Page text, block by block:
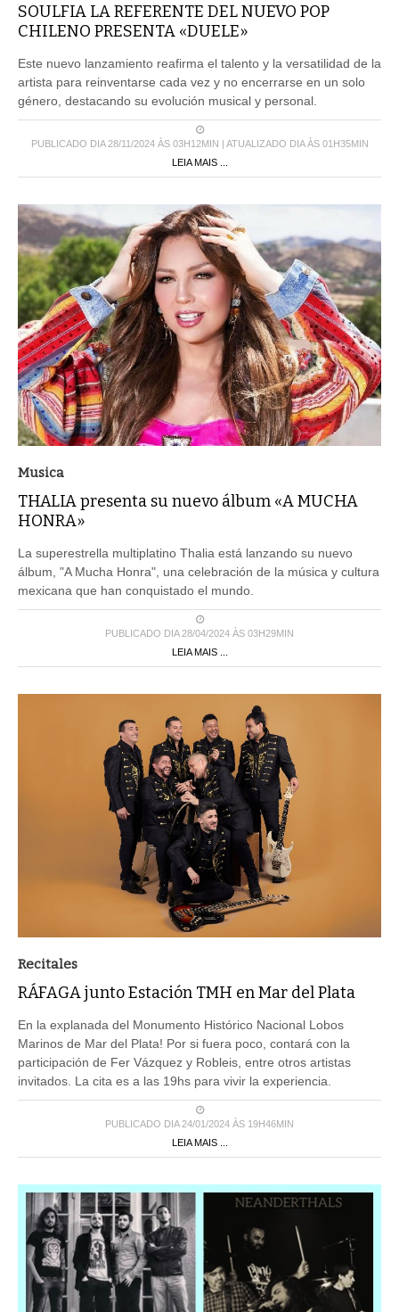
SOULFIA LA REFERENTE DEL NUEVO POP
CHILENO PRESENTA «DUELE»
Este nuevo lanzamiento reafirma el talento y la versatilidad de la
artista para reinventarse cada vez y no encerrarse en un solo
género, destacando su evolución musical y personal.
PUBLICADO DIA 28/11/2024 ÀS 03H12MIN | ATUALIZADO DIA ÀS 01H35MIN
LEIA MAIS ...
Musica
THALIA presenta su nuevo álbum «A MUCHA
HONRA»
La superestrella multiplatino Thalia está lanzando su nuevo
álbum, "A Mucha Honra", una celebración de la música y cultura
mexicana que han conquistado el mundo.
PUBLICADO DIA 28/04/2024 ÀS 03H29MIN
LEIA MAIS ...
Recitales
RÁFAGA junto Estación TMH en Mar del Plata
En la explanada del Monumento Histórico Nacional Lobos
Marinos de Mar del Plata! Por si fuera poco, contará con la
participación de Fer Vázquez y Robleis, entre otros artistas
invitados. La cita es a las 19hs para vivir la experiencia.
PUBLICADO DIA 24/01/2024 ÀS 19H46MIN
LEIA MAIS ...